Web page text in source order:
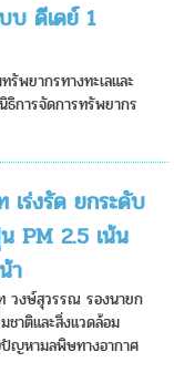
บ ดีเดย์ 1
พยากรทางทะเลและ
ธิการจัดการทรัพยากร
เร่งรัด ยกระดับ
PM 2.5 เน้น
า
วงษ์สุวรรณ รองนายก
ชาติและสิ่งแวดล้อม
ญหามลพิษทางอากาศ